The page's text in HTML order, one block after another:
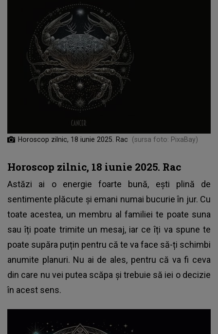
Horoscop zilnic, 18 iunie 2025. Rac (sursa foto: PixaBay)
Horoscop zilnic, 18 iunie 2025. Rac
Astăzi ai o energie foarte bună, ești plină de
sentimente plăcute și emani numai bucurie în jur. Cu
toate acestea, un membru al familiei te poate suna
sau îți poate trimite un mesaj, iar ce îți va spune te
poate supăra puțin pentru că te va face să-ți schimbi
anumite planuri. Nu ai de ales, pentru că va fi ceva
din care nu vei putea scăpa și trebuie să iei o decizie
în acest sens.